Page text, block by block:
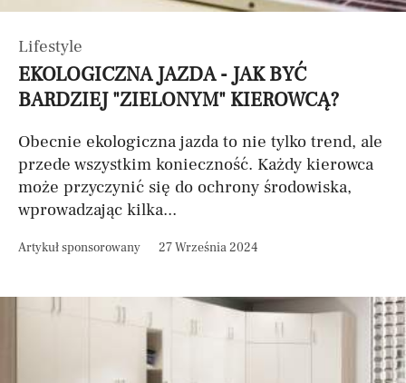
Lifestyle
EKOLOGICZNA JAZDA - JAK BYĆ
BARDZIEJ "ZIELONYM" KIEROWCĄ?
Obecnie ekologiczna jazda to nie tylko trend, ale
przede wszystkim konieczność. Każdy kierowca
może przyczynić się do ochrony środowiska,
wprowadzając kilka...
Artykuł sponsorowany 27 Września 2024